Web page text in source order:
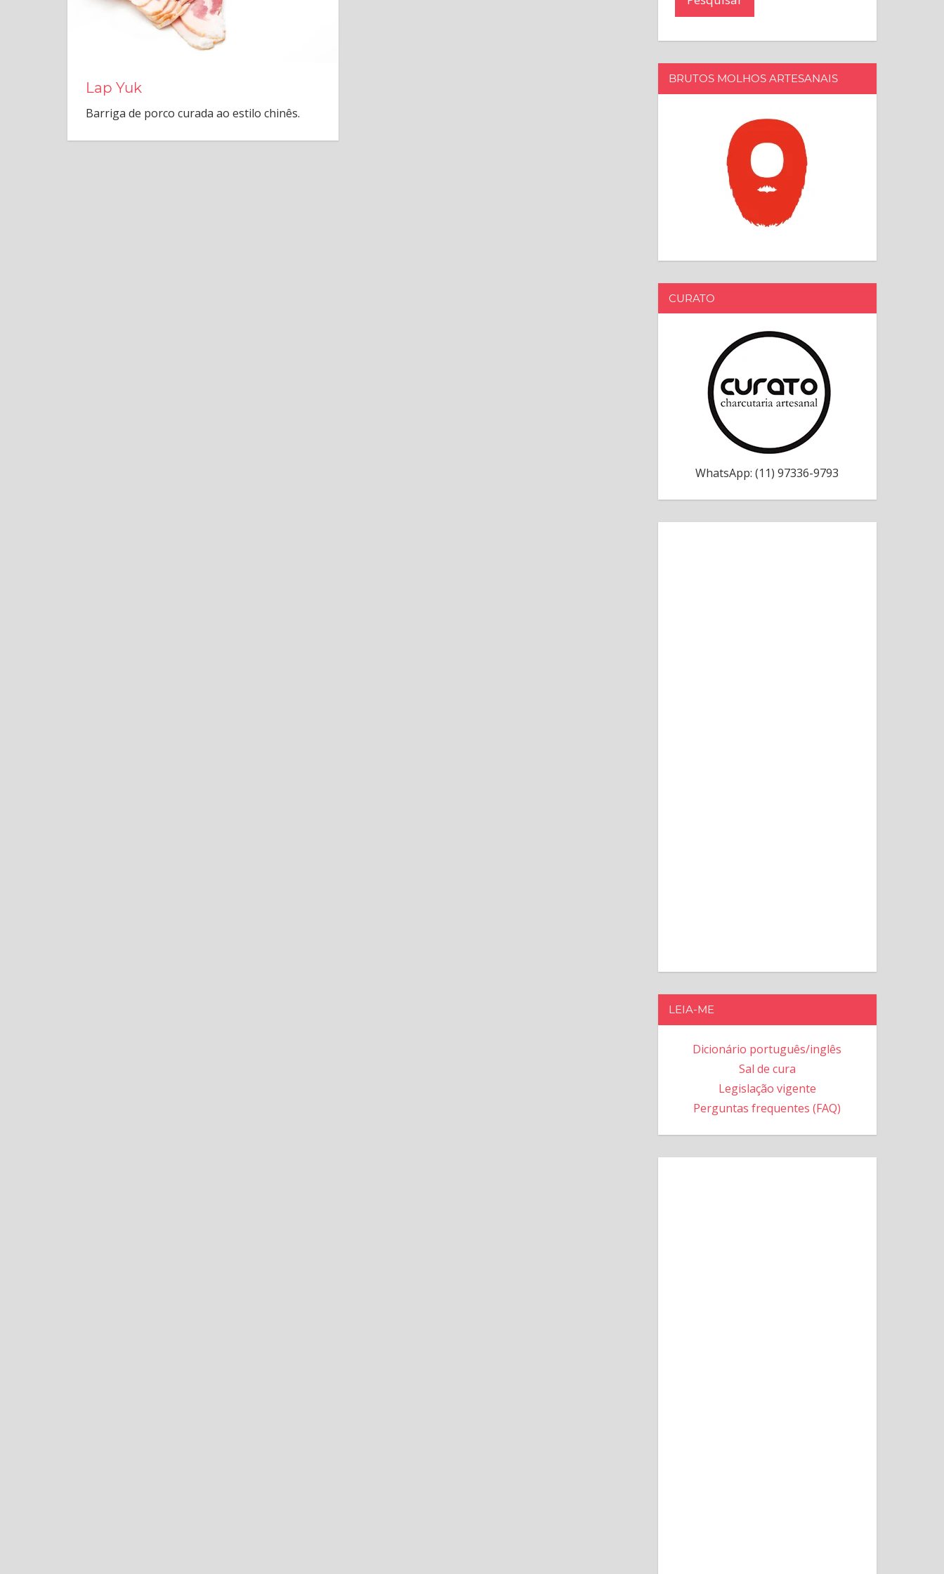
Lap Yuk
Barriga de porco curada ao estilo chinês.
BRUTOS MOLHOS ARTESANAIS
CURATO
WhatsApp: (11) 97336-9793
LEIA-ME
Dicionário português/inglês
Sal de cura
Legislação vigente
Perguntas frequentes (FAQ)